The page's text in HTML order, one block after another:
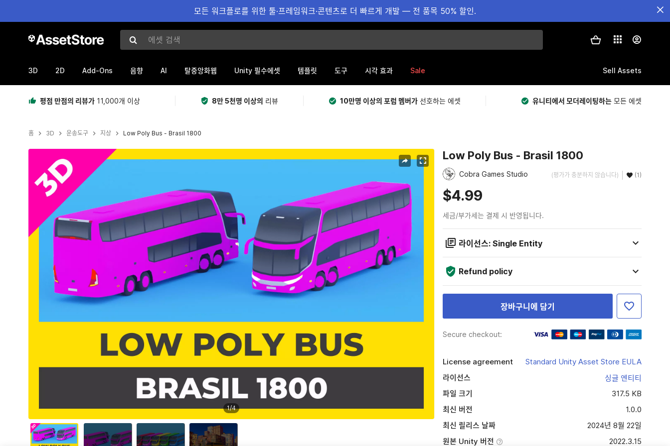
모든 워크플로를 위한 툴·프레임워크·콘텐츠로 더 빠르게 개발 — 전 품목 50% 할인.
에셋 검색
3D 2D Add-Ons 음향 AI 탈중앙화웹 Unity 필수에셋 템플릿 도구 시각 효과 Sale Sell Assets
평점 만점의 리뷰가 11,000개 이상 8만 5천명 이상의 리뷰 10만명 이상의 포럼 멤버가 선호하는 에셋 유니티에서 모더레이팅하는 모든 에셋
홈 3D 운송도구 지상 Low Poly Bus - Brasil 1800
1/4
Low Poly Bus - Brasil 1800
Cobra Games Studio (평가가 충분하지 않습니다) (1)
$4.99
세금/부가세는 결제 시 반영됩니다.
라이선스: Single Entity
Refund policy
장바구니에 담기
Secure checkout:
License agreement
Standard Unity Asset Store EULA
라이선스
싱글 엔티티
파일 크기
317.5 KB
최신 버전
1.0.0
최신 릴리스 날짜
2024년 8월 22일
원본 Unity 버전
2022.3.15